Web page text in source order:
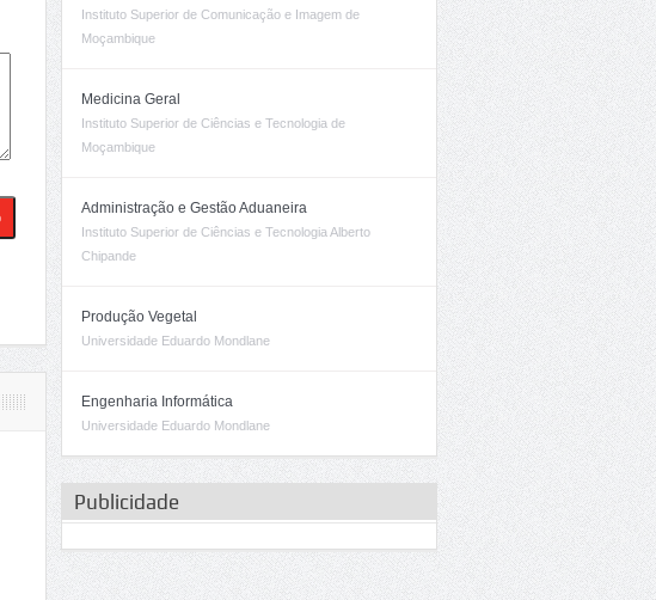
Instituto Superior de Comunicação e Imagem de
Moçambique
Medicina Geral
Instituto Superior de Ciências e Tecnologia de
Moçambique
Administração e Gestão Aduaneira
Instituto Superior de Ciências e Tecnologia Alberto
Chipande
Produção Vegetal
Universidade Eduardo Mondlane
Engenharia Informática
Universidade Eduardo Mondlane
Publicidade